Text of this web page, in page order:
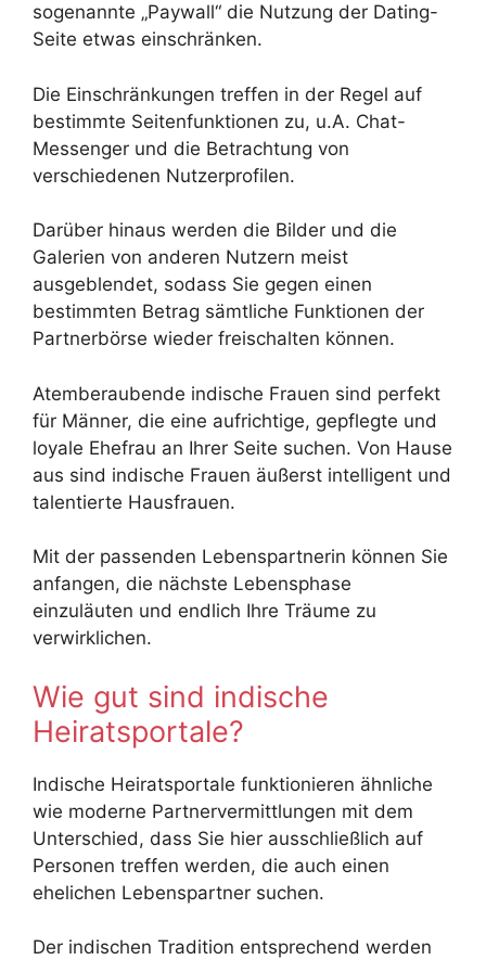
sogenannte „Paywall“ die Nutzung der Dating-
Seite etwas einschränken.
Die Einschränkungen treffen in der Regel auf
bestimmte Seitenfunktionen zu, u.A. Chat-
Messenger und die Betrachtung von
verschiedenen Nutzerprofilen.
Darüber hinaus werden die Bilder und die
Galerien von anderen Nutzern meist
ausgeblendet, sodass Sie gegen einen
bestimmten Betrag sämtliche Funktionen der
Partnerbörse wieder freischalten können.
Atemberaubende indische Frauen sind perfekt
für Männer, die eine aufrichtige, gepflegte und
loyale Ehefrau an Ihrer Seite suchen. Von Hause
aus sind indische Frauen äußerst intelligent und
talentierte Hausfrauen.
Mit der passenden Lebenspartnerin können Sie
anfangen, die nächste Lebensphase
einzuläuten und endlich Ihre Träume zu
verwirklichen.
Wie gut sind indische
Heiratsportale?
Indische Heiratsportale funktionieren ähnliche
wie moderne Partnervermittlungen mit dem
Unterschied, dass Sie hier ausschließlich auf
Personen treffen werden, die auch einen
ehelichen Lebenspartner suchen.
Der indischen Tradition entsprechend werden